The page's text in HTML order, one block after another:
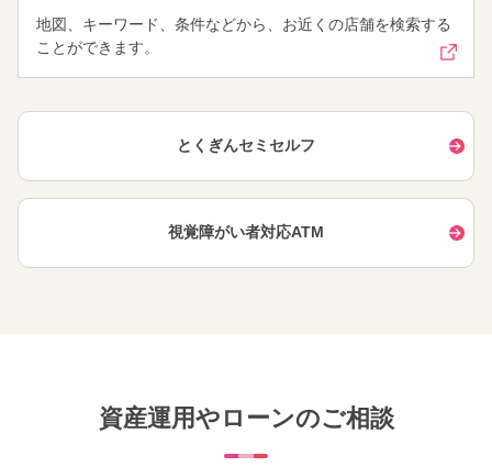
地図、キーワード、条件などから、お近くの店舗を検索する
ことができます。
とくぎんセミセルフ
視覚障がい者対応ATM
資産運用やローンのご相談